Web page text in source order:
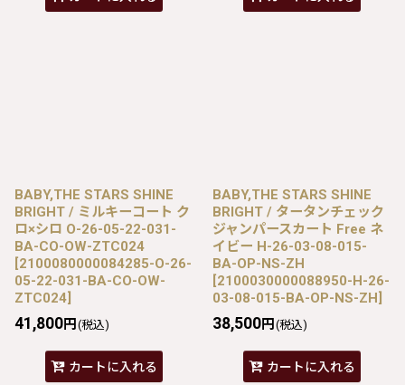
BABY,THE STARS SHINE
BRIGHT / ミルキーコート ク
ロ×シロ O-26-05-22-031-
BA-CO-OW-ZTC024
[2100080000084285-O-26-
05-22-031-BA-CO-OW-
ZTC024]
41,800円 (税込)
カートに入れる
BABY,THE STARS SHINE
BRIGHT / タータンチェック
ジャンパースカート Free ネ
イビー H-26-03-08-015-
BA-OP-NS-ZH
[2100030000088950-H-26-
03-08-015-BA-OP-NS-ZH]
38,500円 (税込)
カートに入れる